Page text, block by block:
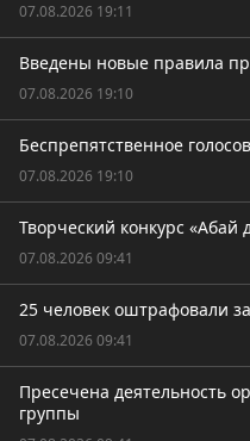
07.08.2026 19:11
Введены новые правила
07.08.2026 19:10
Беспрепятственное
07.08.2026 19:10
Творческий конкурс «Абай
07.08.2026 09:41
25 человек оштрафовали
07.08.2026 09:41
Пресечена деятельность
группы